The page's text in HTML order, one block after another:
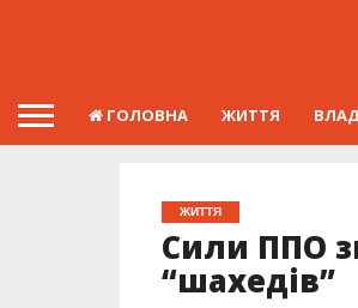
ГОЛОВНА ЖИТТЯ
ЖИТТЯ
Сили ППО
“шахедів”